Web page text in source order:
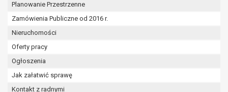
Planowanie Przestrzenne
Zamówienia Publiczne od 2016 r.
Nieruchomości
Oferty pracy
Ogłoszenia
Jak załatwić sprawę
Kontakt z radnymi
W przypadku gdy przetwarzanie danych
osobowych odbywa się na podstawie zgody osoby
lit a RODO), przysługuje Pani/Panu prawo do
cofnięcia tej zgody w dowolnym momencie.
Cofnięcie to nie ma wpływu na zgodność
przetwarzania, którego dokonano na podstawie